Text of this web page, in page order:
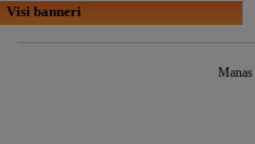
Visi banneri
Manas